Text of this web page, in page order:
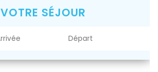
VOTRE SÉJOUR